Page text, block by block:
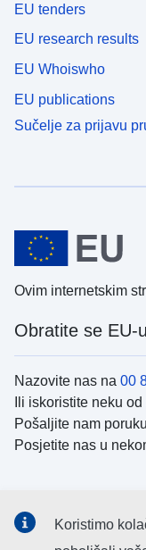
EU tenders
EU research results
EU Whoiswho
EU publications
Sučelje za prijavu
Ovim internetskim
Obratite se EU-u
Nazovite nas na 00
Ili iskoristite neku
Pošaljite nam poruku
Posjetite nas u
Koristimo